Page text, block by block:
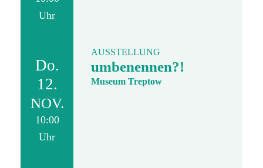
Uhr
Do.
12.
NOV.
10:00
Uhr
AUSSTELLUNG
umbenennen?!
Museum Treptow